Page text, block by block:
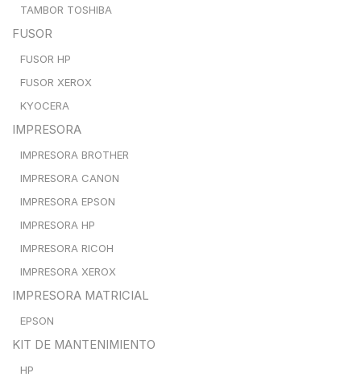
TAMBOR TOSHIBA
FUSOR
FUSOR HP
FUSOR XEROX
KYOCERA
IMPRESORA
IMPRESORA BROTHER
IMPRESORA CANON
IMPRESORA EPSON
IMPRESORA HP
IMPRESORA RICOH
IMPRESORA XEROX
IMPRESORA MATRICIAL
EPSON
KIT DE MANTENIMIENTO
HP